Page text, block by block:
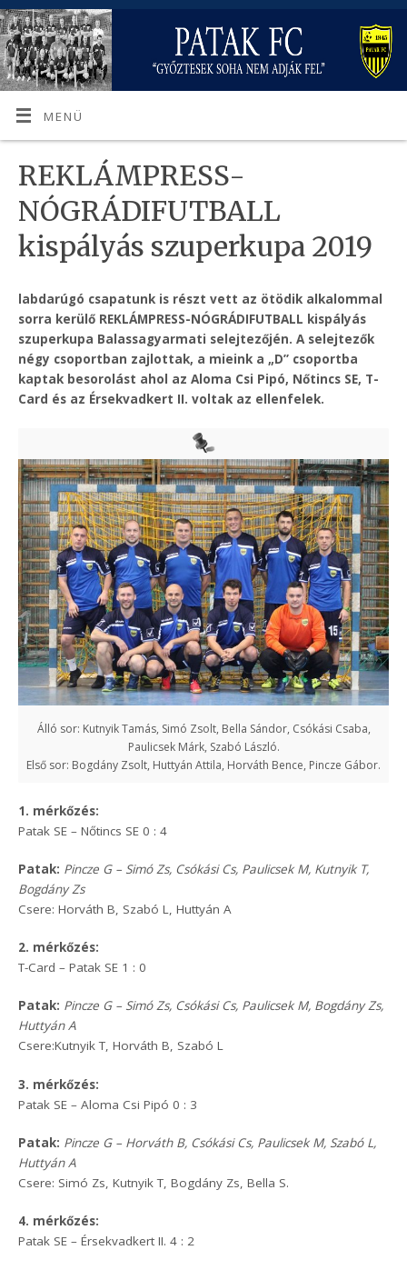
MENÜ
REKLÁMPRESS-
NÓGRÁDIFUTBALL
kispályás szuperkupa 2019
labdarúgó csapatunk is részt vett az ötödik alkalommal
sorra kerülő REKLÁMPRESS-NÓGRÁDIFUTBALL kispályás
szuperkupa Balassagyarmati selejtezőjén. A selejtezők
négy csoportban zajlottak, a mieink a „D” csoportba
kaptak besorolást ahol az Aloma Csi Pipó, Nőtincs SE, T-
Card és az Érsekvadkert II. voltak az ellenfelek.
Álló sor: Kutnyik Tamás, Simó Zsolt, Bella Sándor, Csókási Csaba,
Paulicsek Márk, Szabó László.
Első sor: Bogdány Zsolt, Huttyán Attila, Horváth Bence, Pincze Gábor.
1. mérkőzés:
Patak SE – Nőtincs SE 0 : 4
Patak: Pincze G – Simó Zs, Csókási Cs, Paulicsek M, Kutnyik T,
Bogdány Zs
Csere: Horváth B, Szabó L, Huttyán A
2. mérkőzés:
T-Card – Patak SE 1 : 0
Patak: Pincze G – Simó Zs, Csókási Cs, Paulicsek M, Bogdány Zs,
Huttyán A
Csere:Kutnyik T, Horváth B, Szabó L
3. mérkőzés:
Patak SE – Aloma Csi Pipó 0 : 3
Patak: Pincze G – Horváth B, Csókási Cs, Paulicsek M, Szabó L,
Huttyán A
Csere: Simó Zs, Kutnyik T, Bogdány Zs, Bella S.
4. mérkőzés:
Patak SE – Érsekvadkert II. 4 : 2